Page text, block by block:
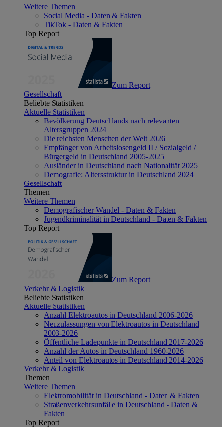
Weitere Themen
Social Media - Daten & Fakten
TikTok - Daten & Fakten
Top Report
Zum Report
Gesellschaft
Beliebte Statistiken
Aktuelle Statistiken
Bevölkerung Deutschlands nach relevanten
Altersgruppen 2024
Die reichsten Menschen der Welt 2026
Empfänger von Arbeitslosengeld II / Sozialgeld /
Bürgergeld in Deutschland 2005-2025
Ausländer in Deutschland nach Nationalität 2025
Demografie: Altersstruktur in Deutschland 2024
Gesellschaft
Themen
Weitere Themen
Demografischer Wandel - Daten & Fakten
Jugendkriminalität in Deutschland - Daten & Fakten
Top Report
Zum Report
Verkehr & Logistik
Beliebte Statistiken
Aktuelle Statistiken
Anzahl Elektroautos in Deutschland 2006-2026
Neuzulassungen von Elektroautos in Deutschland
2003-2026
Öffentliche Ladepunkte in Deutschland 2017-2026
Anzahl der Autos in Deutschland 1960-2026
Anteil von Elektroautos in Deutschland 2014-2026
Verkehr & Logistik
Themen
Weitere Themen
Elektromobilität in Deutschland - Daten & Fakten
Straßenverkehrsunfälle in Deutschland - Daten &
Fakten
Top Report